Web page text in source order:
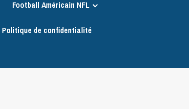
Football Américain NFL
Politique de confidentialité